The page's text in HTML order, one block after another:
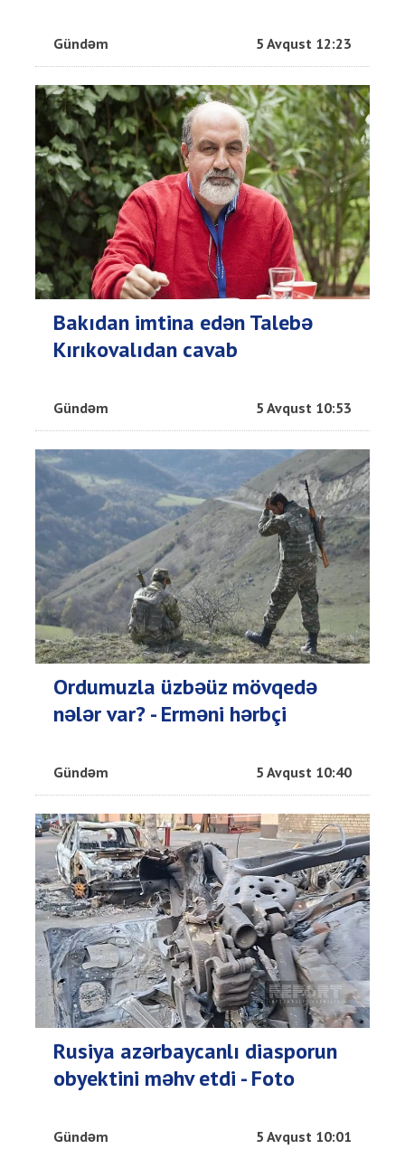
Gündəm 5 Avqust 12:23
Bakıdan imtina edən Talebə
Kırıkovalıdan cavab
Gündəm 5 Avqust 10:53
Ordumuzla üzbəüz mövqedə
nələr var? - Erməni hərbçi
Gündəm 5 Avqust 10:40
Rusiya azərbaycanlı diasporun
obyektini məhv etdi - Foto
Gündəm 5 Avqust 10:01